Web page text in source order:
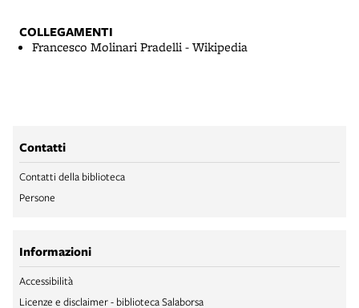
COLLEGAMENTI
Francesco Molinari Pradelli - Wikipedia
Contatti
Contatti della biblioteca
Persone
Informazioni
Accessibilità
Licenze e disclaimer - biblioteca Salaborsa